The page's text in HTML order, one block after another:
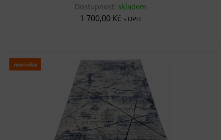
Dostupnost: skladem
1 700,00 Kč s DPH
novinka